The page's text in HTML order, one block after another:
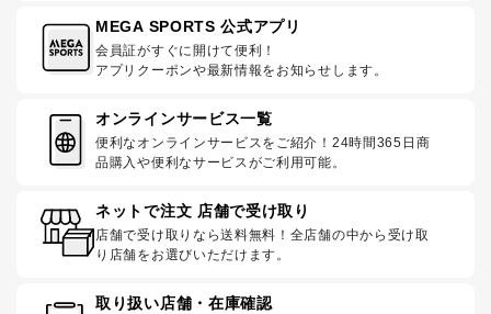
MEGA SPORTS 公式アプリ
会員証がすぐに開けて便利！
アプリクーポンや最新情報をお知らせします。
オンラインサービス一覧
便利なオンラインサービスをご紹介！24時間365日商
品購入や便利なサービスがご利用可能。
ネットで注文 店舗で受け取り
店舗で受け取りなら送料無料！全店舗の中から受け取
り店舗をお選びいただけます。
取り扱い店舗・在庫確認